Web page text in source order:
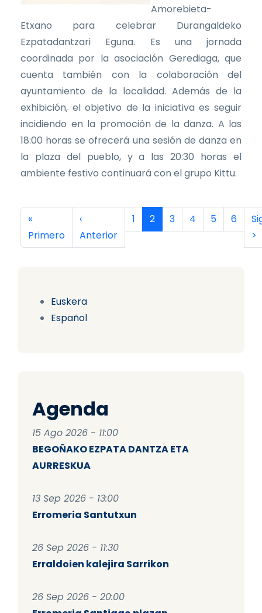
Euskera
Español
Agenda
15 Ago 2026 - 11:00
BEGOÑAKO EZPATA DANTZA ETA
AURRESKUA
13 Sep 2026 - 13:00
Erromeria Santutxun
26 Sep 2026 - 11:30
Erraldoien kalejira Sarrikon
26 Sep 2026 - 20:00
Amorebieta-
Etxano para celebrar Durangaldeko
Ezpatadantzari Eguna. Es una jornada
coordinada por la asociación Gerediaga, que
cuenta también con la colaboración del
ayuntamiento de la localidad. Además de la
exhibición, el objetivo de la iniciativa es seguir
incidiendo en la promoción de la danza. A las
18:00 horas se ofrecerá una sesión de danza en
la plaza del pueblo, y a las 20:30 horas el
ambiente festivo continuará con el grupo Kittu.
Paginación
Primera página
«
Primero
Página anterior
‹
Anterior
Página
1 Página actual
2 Página
3 Página
4 Página
5 Página
6
>